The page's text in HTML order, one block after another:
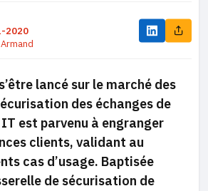
2020
lancé sur le marché des
des échanges de
est parvenu à engranger
clients, validant au
cas d’usage. Baptisée
de sécurisation de